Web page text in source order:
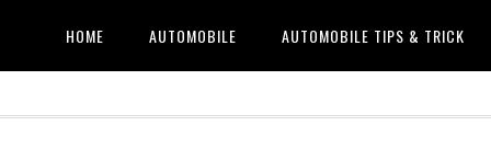
HOME AUTOMOBILE AUTOMOBILE TIPS & TRICK